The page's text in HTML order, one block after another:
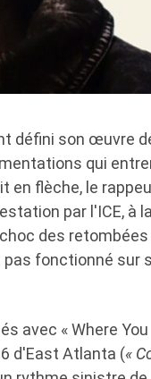
défini son œuvre
qui
flèche, le
par l'ICE, à
des retombées
pas fonctionné sur
avec « Where You
d'East Atlanta («